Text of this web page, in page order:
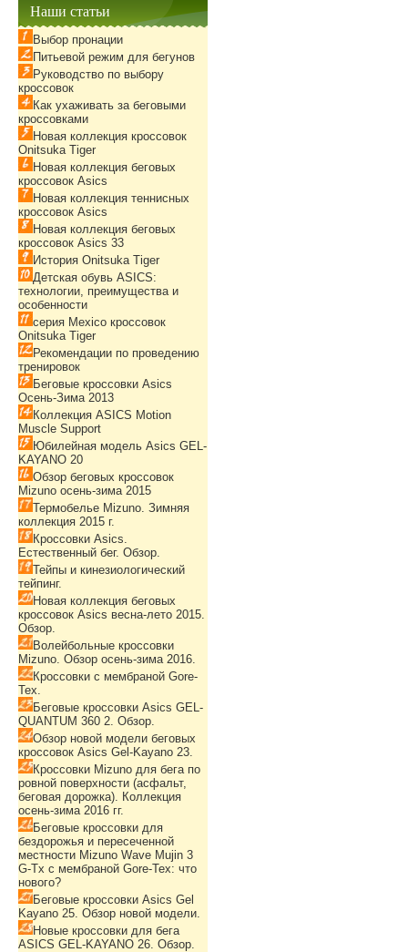
Наши статьи
Выбор пронации
Питьевой режим для бегунов
Руководство по выбору
кроссовок
Как ухаживать за беговыми
кроссовками
Новая коллекция кроссовок
Onitsuka Tiger
Новая коллекция беговых
кроссовок Asics
Новая коллекция теннисных
кроссовок Asics
Новая коллекция беговых
кроссовок Asics 33
История Onitsuka Tiger
Детская обувь ASICS:
технологии, преимущества и
особенности
серия Mexico кроссовок
Onitsuka Tiger
Рекомендации по проведению
тренировок
Беговые кроссовки Asics
Осень-Зима 2013
Коллекция ASICS Motion
Muscle Support
Юбилейная модель Asics GEL-
KAYANO 20
Обзор беговых кроссовок
Mizuno осень-зима 2015
Термобелье Mizuno. Зимняя
коллекция 2015 г.
Кроссовки Asics.
Естественный бег. Обзор.
Тейпы и кинезиологический
тейпинг.
Новая коллекция беговых
кроссовок Asics весна-лето 2015.
Обзор.
Волейбольные кроссовки
Mizuno. Обзор осень-зима 2016.
Кроссовки с мембраной Gore-
Tex.
Беговые кроссовки Asics GEL-
QUANTUM 360 2. Обзор.
Обзор новой модели беговых
кроссовок Asics Gel-Kayano 23.
Кроссовки Mizuno для бега по
ровной поверхности (асфальт,
беговая дорожка). Коллекция
осень-зима 2016 гг.
Беговые кроссовки для
бездорожья и пересеченной
местности Mizuno Wave Mujin 3
G-Tx с мембраной Gore-Tex: что
нового?
Беговые кроссовки Asics Gel
Kayano 25. Обзор новой модели.
Новые кроссовки для бега
ASICS GEL-KAYANO 26. Обзор.